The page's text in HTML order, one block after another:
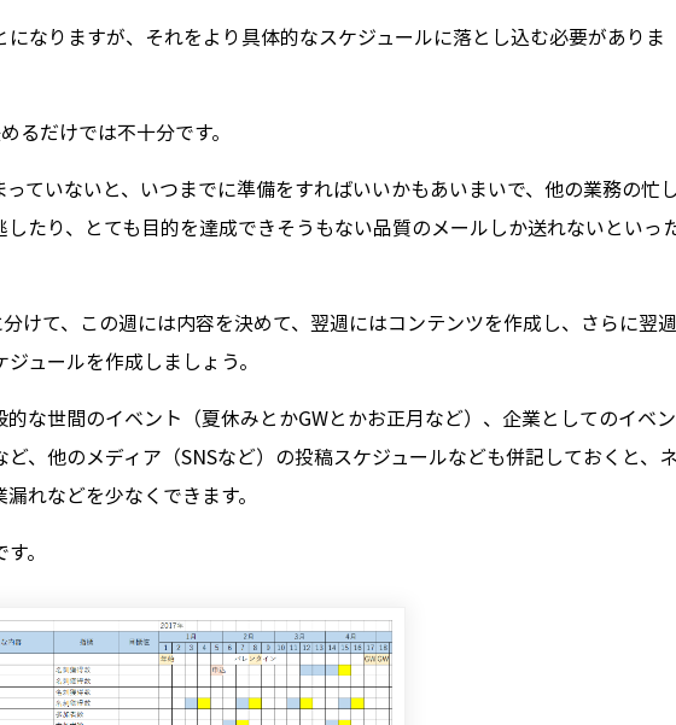
なりますが、それをより具体的なスケジュールに落とし込む必要がありま
るだけでは不十分です。
ていないと、いつまでに準備をすればいいかもあいまいで、他の業務の忙
たり、とても目的を達成できそうもない品質のメールしか送れないといっ
けて、この週には内容を決めて、翌週にはコンテンツを作成し、さらに翌週
ュールを作成しましょう。
な世間のイベント（夏休みとかGWとかお正月など）、企業としてのイベ
ど、他のメディア（SNSなど）の投稿スケジュールなども併記しておくと、
れなどを少なくできます。
。